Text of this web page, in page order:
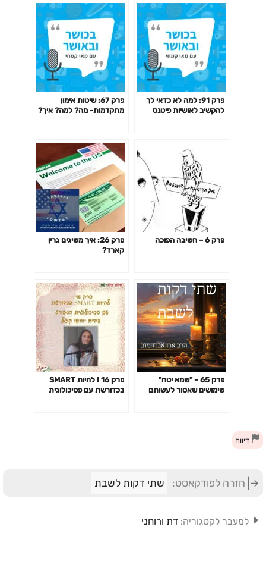
פרק 91: למה לא כדאי לך
להקשיב לאושיות פיטנס
פרק 67: שיטות אימון
מתקדמות- מה? למה? איך?
פרק 6 – חשיבה הפוכה
פרק 26: איך משיגים גרין
קארד?
פרק 65 – "שמא יטה"
שימושים שאסור לעשותם
פרק 16 I להיות SMART
בכדורשת עם פסיכולוגית
דיווח
חזרה לפודקאסט: שתי דקות לשבת
למעבר לקטגוריה: דת ורוחני